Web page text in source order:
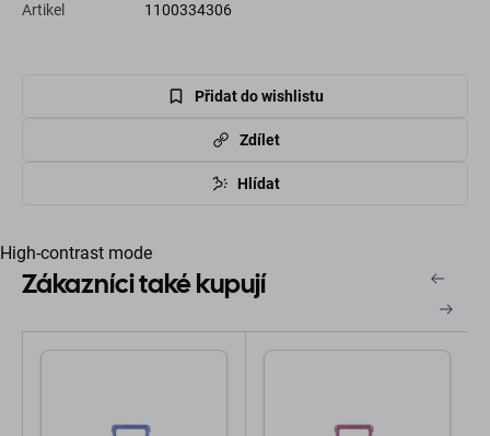
Artikel 1100334306
Přidat do wishlistu
Zdílet
Hlídat
High-contrast mode
Zákazníci také kupují